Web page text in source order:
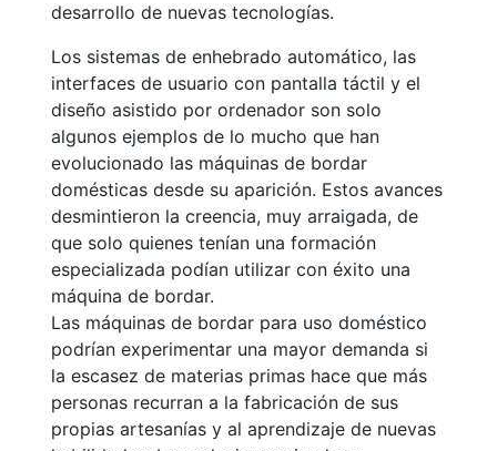
desarrollo de nuevas tecnologías.
Los sistemas de enhebrado automático, las
interfaces de usuario con pantalla táctil y el
diseño asistido por ordenador son solo
algunos ejemplos de lo mucho que han
evolucionado las máquinas de bordar
domésticas desde su aparición. Estos avances
desmintieron la creencia, muy arraigada, de
que solo quienes tenían una formación
especializada podían utilizar con éxito una
máquina de bordar.
Las máquinas de bordar para uso doméstico
podrían experimentar una mayor demanda si
la escasez de materias primas hace que más
personas recurran a la fabricación de sus
propias artesanías y al aprendizaje de nuevas